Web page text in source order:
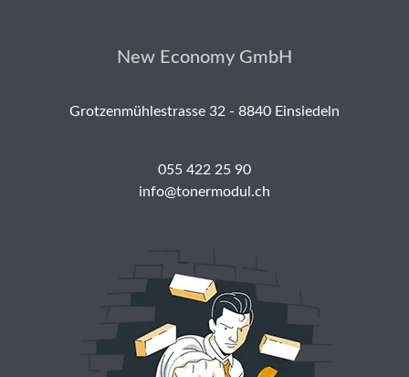
New Economy GmbH
Grotzenmühlestrasse 32 - 8840 Einsiedeln
055 422 25 90
info@tonermodul.ch